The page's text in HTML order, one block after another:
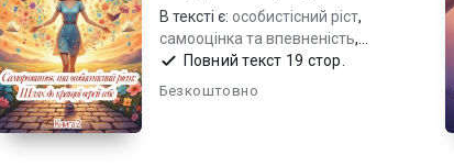
художня література
В тексті є: особистісний ріст,
самооцінка та впевненість,
самодопомога та мотивація
Повний текст 19 стор.
Безкоштовно